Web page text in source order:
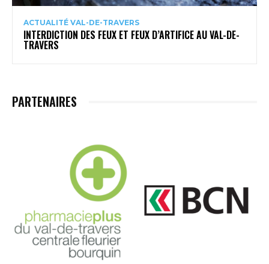
ACTUALITÉ VAL-DE-TRAVERS
INTERDICTION DES FEUX ET FEUX D’ARTIFICE AU VAL-DE-
TRAVERS
PARTENAIRES